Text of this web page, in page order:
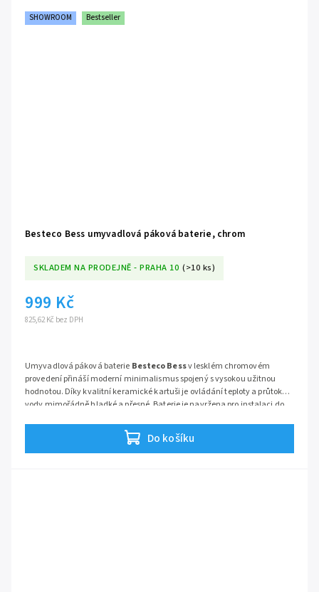
SHOWROOM Bestseller
Besteco Bess umyvadlová páková baterie, chrom
SKLADEM NA PRODEJNĚ - PRAHA 10 (>10 ks)
825,62 Kč bez DPH
999 Kč
Do košíku
Umyvadlová páková baterie Besteco Bessv lesklém chromovém
provedení přináší moderní minimalismus spojený s vysokou užitnou
hodnotou. Díky kvalitní keramické kartuši je ovládání teploty a průtoku
vody mimořádně hladké a přesné. Baterie je navržena pro instalaci do
padne k jakémukoli typu umyvadla.
Série:Bess